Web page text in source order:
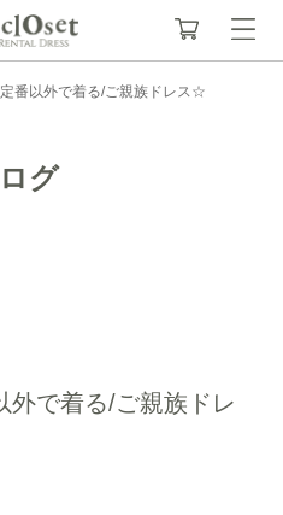
番以外で着る/ご親族ドレス☆
グ
で着る/ご親族ドレ